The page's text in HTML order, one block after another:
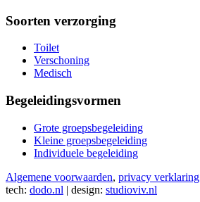
Soorten verzorging
Toilet
Verschoning
Medisch
Begeleidingsvormen
Grote groepsbegeleiding
Kleine groepsbegeleiding
Individuele begeleiding
Algemene voorwaarden, privacy verklaring
tech: dodo.nl | design: studioviv.nl